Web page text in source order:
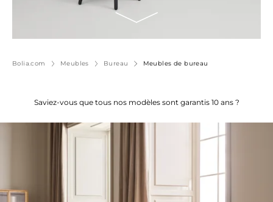
Bolia.com Meubles Bureau Meubles de bureau
Saviez-vous que tous nos modèles sont garantis 10 ans ?